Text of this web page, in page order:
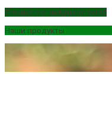
Products for sustainable world
Наши продукты